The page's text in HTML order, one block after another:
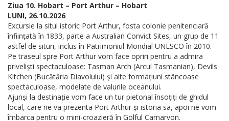
Ziua 10. Hobart – Port Arthur – Hobart
LUNI, 26.10.2026
Excursie la situl istoric Port Arthur, fosta colonie penitenciară
înființată în 1833, parte a Australian Convict Sites, un grup de 11
astfel de situri, inclus în Patrimoniul Mondial UNESCO în 2010.
Pe traseul spre Port Arthur vom face opriri pentru a admira
priveliști spectaculoase: Tasman Arch (Arcul Tasmanian), Devils
Kitchen (Bucătăria Diavolului) și alte formațiuni stâncoase
spectaculoase, modelate de valurile oceanului.
Ajunși la destinație vom face un tur pietonal însoțiți de ghidul
local, care ne va prezenta Port Arthur și istoria sa, apoi ne vom
îmbarca pentru o mini-croazieră în Golful Carnarvon.